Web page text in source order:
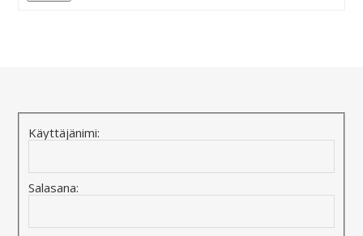
Käyttäjänimi:
Salasana: